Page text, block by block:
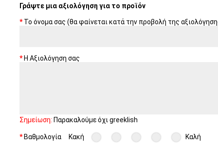
Γράψτε μια αξιολόγηση για το προϊόν
Το όνομα σας (θα φαίνεται κατά την προβολή της
Η Αξιολόγηση σας
Σημείωση: Παρακαλούμε όχι greeklish
Βαθμολογία Κακή Καλή